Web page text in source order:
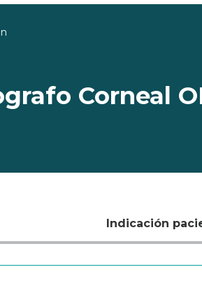
Corneal
Indicación